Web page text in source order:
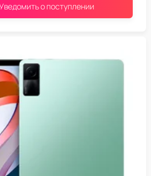
о поступлении